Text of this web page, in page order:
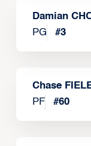
Damian
PG
#3
Chase
PF
#60